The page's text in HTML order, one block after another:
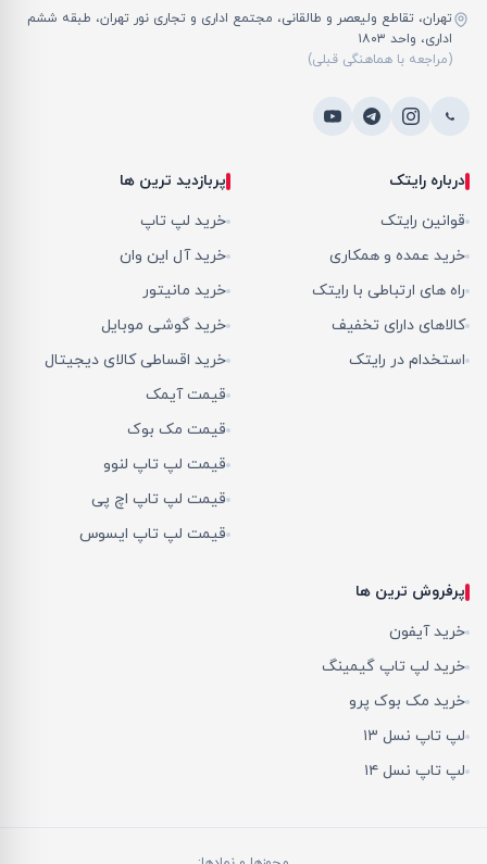
تهران، تقاطع ولیعصر و طالقانی، مجتمع اداری و تجاری نور تهران، طبقه ششم
اداری، واحد ۱۸۰۳
(مراجعه با هماهنگی قبلی)
درباره رایتک
قوانین رایتک
خرید عمده و همکاری
راه های ارتباطی با رایتک
کالاهای دارای تخفیف
استخدام در رایتک
پربازدید ترین ها
خرید لپ تاپ
خرید آل این وان
خرید مانیتور
خرید گوشی موبایل
خرید اقساطی کالای دیجیتال
قیمت آیمک
قیمت مک بوک
قیمت لپ تاپ لنوو
قیمت لپ تاپ اچ پی
قیمت لپ تاپ ایسوس
پرفروش ترین ها
خرید آیفون
خرید لپ تاپ گیمینگ
خرید مک بوک پرو
لپ تاپ نسل ۱۳
لپ تاپ نسل ۱۴